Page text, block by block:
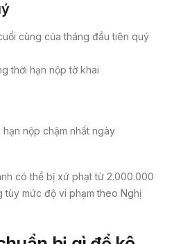
cùng của tháng đầu tiên quý
thời hạn nộp tờ khai
nộp chậm nhất ngày
có thể bị xử phạt từ 2.000.000
mức độ vi phạm theo Nghị